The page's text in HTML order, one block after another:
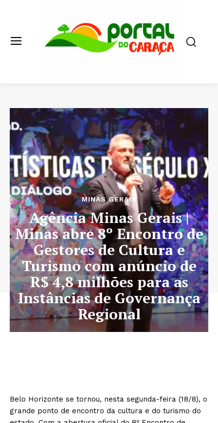
MINAS GERAIS
Agência Minas Gerais |
Minas abre 8º Encontro de
Gestores de Cultura e
Turismo com anúncio de
R$ 4,8 milhões para as
Instâncias de Governança
Regional
Belo Horizonte se tornou, nesta segunda-feira (18/8), o
grande ponto de encontro da cultura e do turismo do